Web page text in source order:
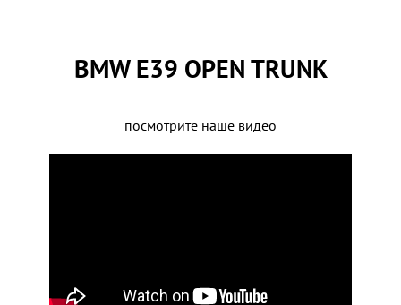
BMW E39 OPEN TRUNK
посмотрите наше видео